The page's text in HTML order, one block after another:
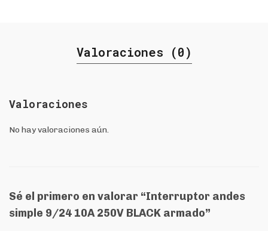
Valoraciones (0)
Valoraciones
No hay valoraciones aún.
Sé el primero en valorar “Interruptor andes
simple 9/24 10A 250V BLACK armado”